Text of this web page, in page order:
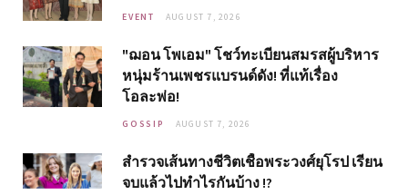
EVENT AUGUST 7, 2026
"ฌอน โพเอม" โชว์ทะเบียนสมรสผู้บริหาร
หนุ่มร้านเพชรแบรนด์ดัง! ที่แท้เรื่อง
โอละพ่อ!
GOSSIP AUGUST 7, 2026
สำรวจเส้นทางชีวิตเชื้อพระวงศ์ยุโรป เรียน
จบแล้วไปทำไรกันบ้าง !?